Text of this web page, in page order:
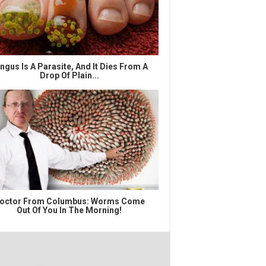
Is A Parasite, And It Dies From A
Drop Of Plain...
From Columbus: Worms Come
Out Of You In The Morning!